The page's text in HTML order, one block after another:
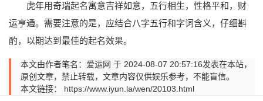
虎年用奇瑞起名寓意吉祥如意，五行相生，性格平和，财
运亨通。需要注意的是，应结合八字五行和字词含义，仔细斟
酌，以期达到最佳的起名效果。
本文由作者笔名：爱运网 于 2024-08-07 20:57:16发表在本站，
原创文章，禁止转载，文章内容仅供娱乐参考，不能盲信。
本文链接： https://www.iyun.la/wen/20103.html